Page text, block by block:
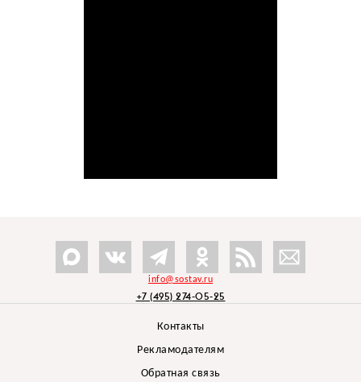
info@sostav.ru
+7 (495) 274-05-25
Контакты
Рекламодателям
Обратная связь